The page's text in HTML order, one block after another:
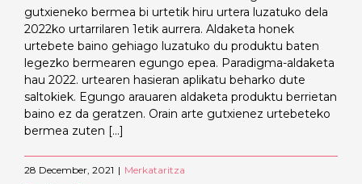
gutxieneko bermea bi urtetik hiru urtera luzatuko dela
2022ko urtarrilaren 1etik aurrera. Aldaketa honek
urtebete baino gehiago luzatuko du produktu baten
legezko bermearen egungo epea. Paradigma-aldaketa
hau 2022. urtearen hasieran aplikatu beharko dute
saltokiek. Egungo arauaren aldaketa produktu berrietan
baino ez da geratzen. Orain arte gutxienez urtebeteko
bermea zuten [...]
28 December, 2021 | Merkataritza